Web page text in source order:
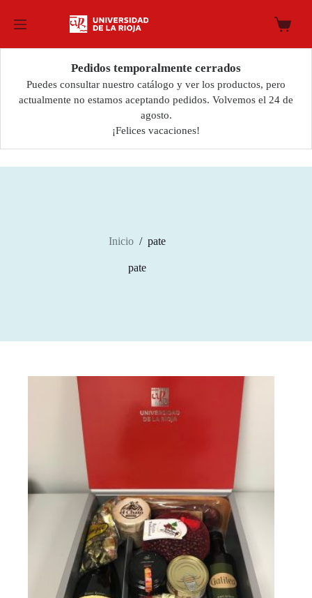
contenido
Carro
Pedidos temporalmente cerrados
Puedes consultar nuestro catálogo y ver los productos, pero
actualmente no estamos aceptando pedidos. Volvemos el 24 de
agosto.
¡Felices vacaciones!
Inicio / pate
pate